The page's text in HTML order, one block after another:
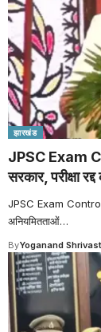
झारखंड
JPSC Exam
सरकार, परीक्षा
JPSC Exam
अनियमितताओं…
ByYoganand